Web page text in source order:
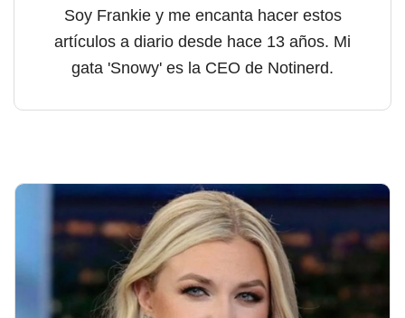
Soy Frankie y me encanta hacer estos
artículos a diario desde hace 13 años. Mi
gata 'Snowy' es la CEO de Notinerd.